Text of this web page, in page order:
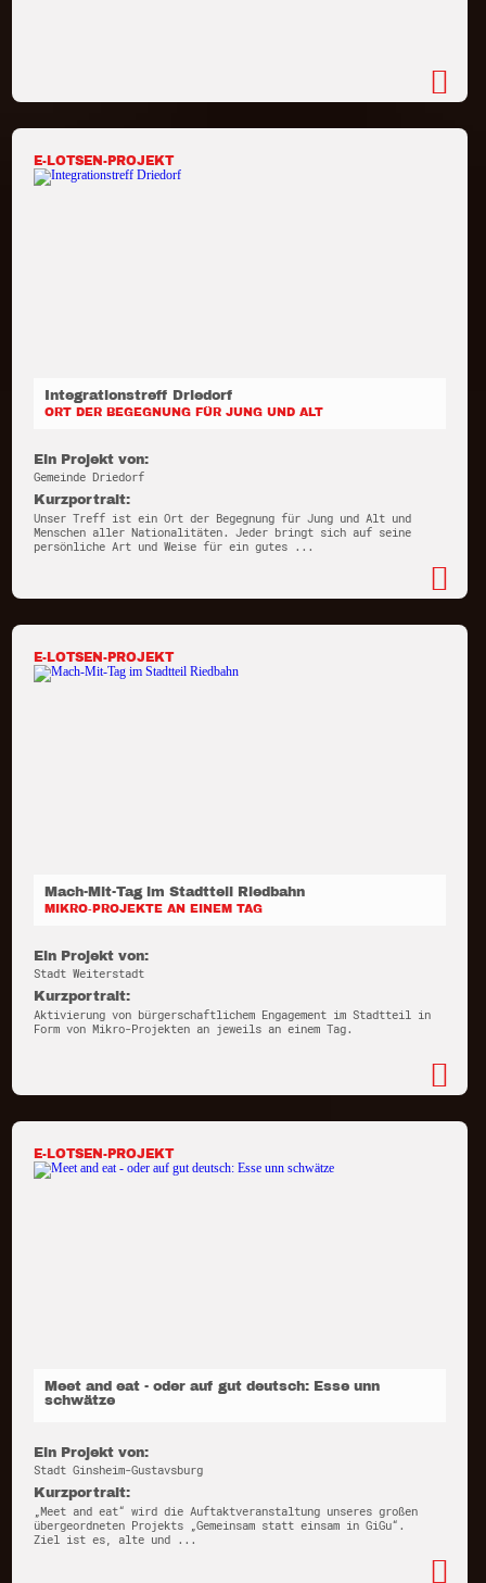
E-LOTSEN-PROJEKT
Integrationstreff Driedorf
ORT DER BEGEGNUNG FÜR JUNG UND ALT
Ein Projekt von:
Gemeinde Driedorf
Kurzportrait:
Unser Treff ist ein Ort der Begegnung für Jung und Alt und
Menschen aller Nationalitäten. Jeder bringt sich auf seine
persönliche Art und Weise für ein gutes ...
E-LOTSEN-PROJEKT
Mach-Mit-Tag im Stadtteil Riedbahn
MIKRO-PROJEKTE AN EINEM TAG
Ein Projekt von:
Stadt Weiterstadt
Kurzportrait:
Aktivierung von bürgerschaftlichem Engagement im Stadtteil in
Form von Mikro-Projekten an jeweils an einem Tag.
E-LOTSEN-PROJEKT
Meet and eat - oder auf gut deutsch: Esse unn
schwätze
Ein Projekt von:
Stadt Ginsheim-Gustavsburg
Kurzportrait:
„Meet and eat“ wird die Auftaktveranstaltung unseres großen
übergeordneten Projekts „Gemeinsam statt einsam in GiGu“.
Ziel ist es, alte und ...